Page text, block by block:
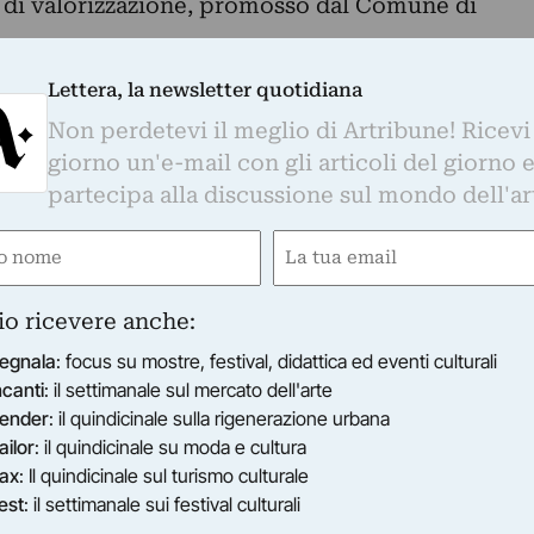
aperta sul territorio: le tecnologie
nel tempo e nello spazio alla
sospeso tra il mare e il cielo.
postazione interattiva sono gli strumenti
solo le attrazioni naturalistiche di
storiche, culturali e religiose.
allestimento è la misteriosa camera
in cui proiezioni e suoni coinvolgenti
virtualmente alle più significative
di Camerota.
3D laser scanning hanno permesso ad
volta una precisa replica digitale,
questi ambienti, attualmente non visitabili dal
scientifico, promosso dalla direttrice del
Lettera, la newsletter quotidiana
Non perdetevi il meglio di Artribune!
giorno un'e-mail con gli articoli del giorno
partecipa alla discussione sul mondo
Email
ricevere anche:
: focus su mostre, festival, didattica ed eventi culturali
: il settimanale sul mercato dell'arte
: il quindicinale sulla rigenerazione urbana
: il quindicinale su moda e cultura
: Il quindicinale sul turismo culturale
: il settimanale sui festival culturali